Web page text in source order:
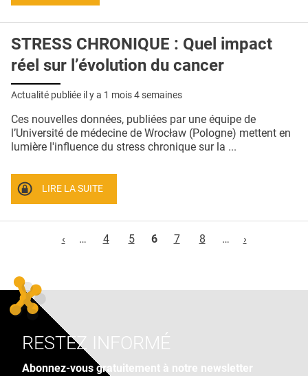
STRESS CHRONIQUE : Quel impact
réel sur l’évolution du cancer
Actualité publiée il y a 1 mois 4 semaines
Ces nouvelles données, publiées par une équipe de
l’Université de médecine de Wrocław (Pologne) mettent en
lumière l'influence du stress chronique sur la ...
LIRE LA SUITE
‹
… 4 5 6 7 8 … ›
RESTEZ INFORMÉ
Abonnez-vous gratuitement à notre newsletter